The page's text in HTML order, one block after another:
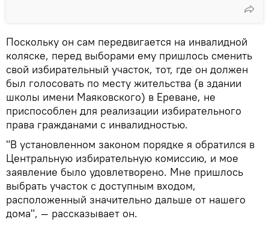
Поскольку он сам передвигается на инвалидной
коляске, перед выборами ему пришлось сменить
свой избирательный участок, тот, где он должен
был голосовать по месту жительства (в здании
школы имени Маяковского) в Ереване, не
приспособлен для реализации избирательного
права гражданами с инвалидностью.
"В установленном законом порядке я обратился в
Центральную избирательную комиссию, и мое
заявление было удовлетворено. Мне пришлось
выбрать участок с доступным входом,
расположенный значительно дальше от нашего
дома", — рассказывает он.